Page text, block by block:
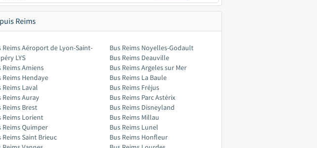
Reims
Reims Aéroport de Lyon-Saint-
LYS
Reims Amiens
Reims Hendaye
Reims Laval
Reims Auray
Reims Brest
Reims Lorient
Reims Quimper
Reims Saint Brieuc
Bus Reims Noyelles-Godault
Bus Reims Deauville
Bus Reims Argeles sur Mer
Bus Reims La Baule
Bus Reims Fréjus
Bus Reims Parc Astérix
Bus Reims Disneyland
Bus Reims Millau
Bus Reims Lunel
Bus Reims Honfleur